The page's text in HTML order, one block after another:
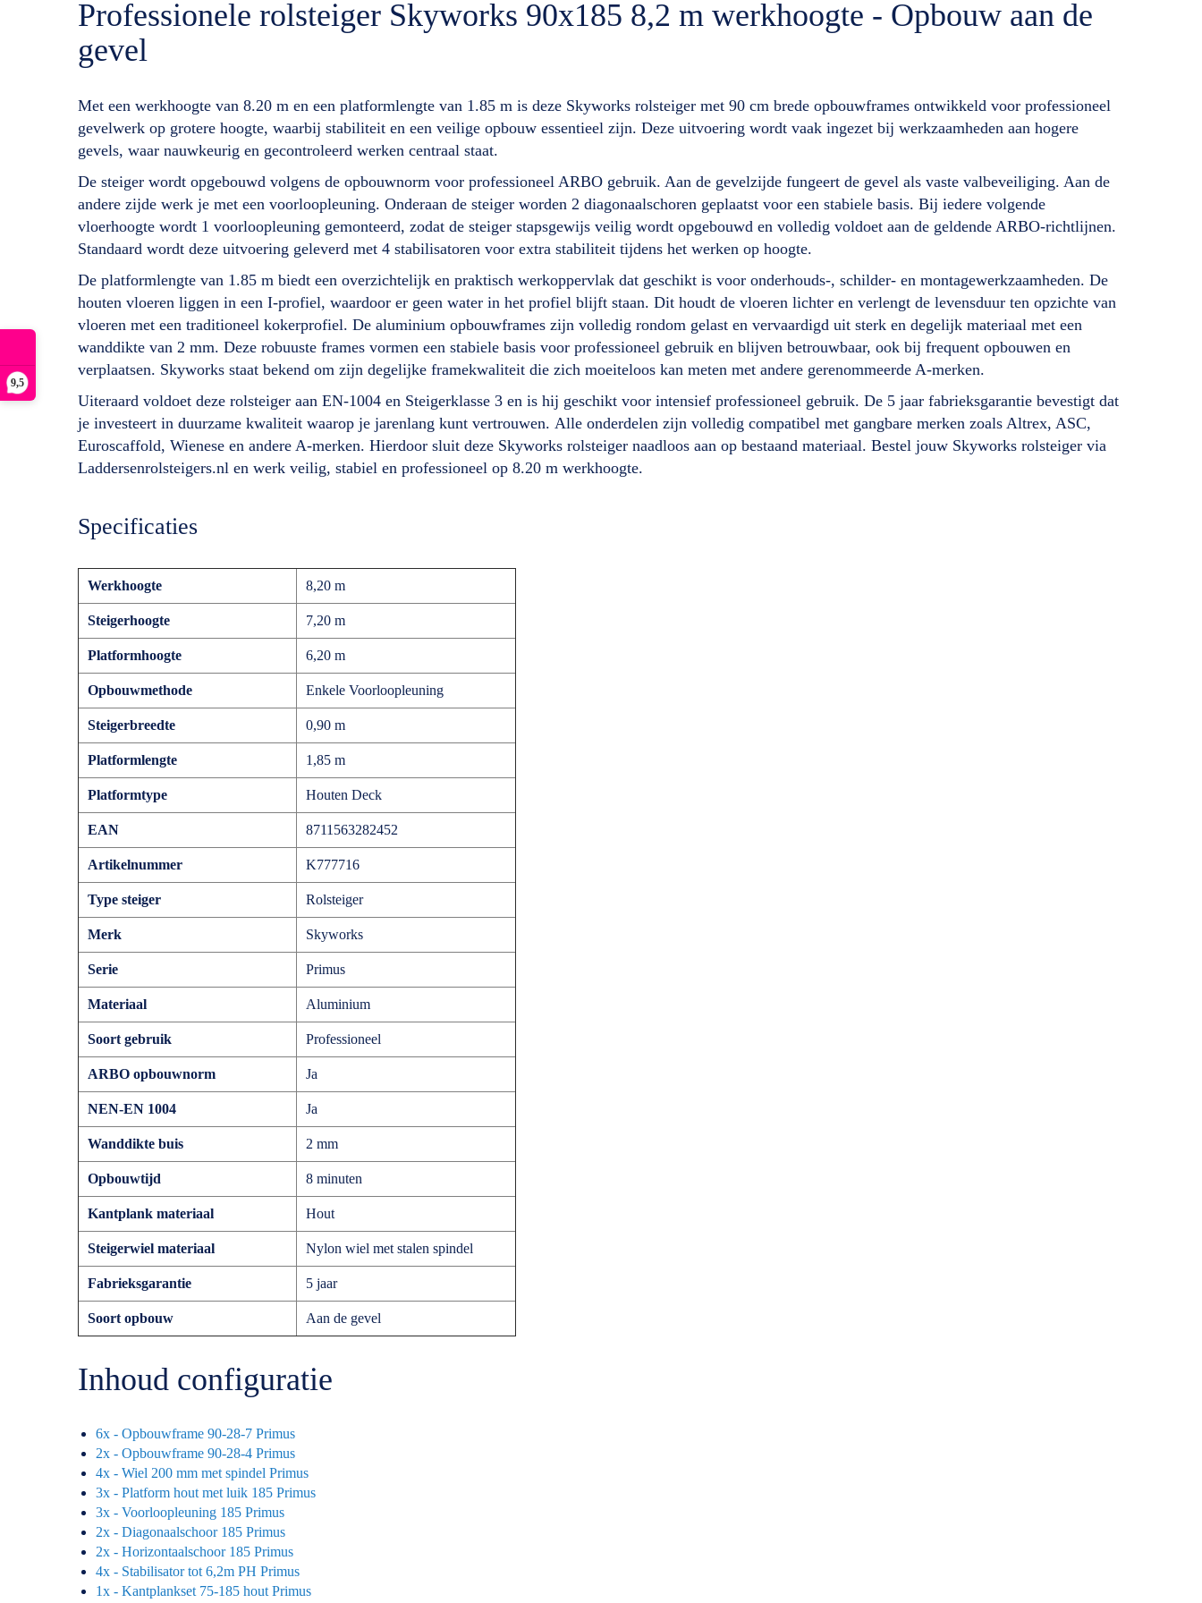
9,5
Professionele rolsteiger Skyworks 90x185 8,2 m werkhoogte - Opbouw aan de
gevel
Met een werkhoogte van 8.20 m en een platformlengte van 1.85 m is deze Skyworks rolsteiger met 90 cm brede opbouwframes ontwikkeld voor professioneel
gevelwerk op grotere hoogte, waarbij stabiliteit en een veilige opbouw essentieel zijn. Deze uitvoering wordt vaak ingezet bij werkzaamheden aan hogere
gevels, waar nauwkeurig en gecontroleerd werken centraal staat.
De steiger wordt opgebouwd volgens de opbouwnorm voor professioneel ARBO gebruik. Aan de gevelzijde fungeert de gevel als vaste valbeveiliging. Aan de
andere zijde werk je met een voorloopleuning. Onderaan de steiger worden 2 diagonaalschoren geplaatst voor een stabiele basis. Bij iedere volgende
vloerhoogte wordt 1 voorloopleuning gemonteerd, zodat de steiger stapsgewijs veilig wordt opgebouwd en volledig voldoet aan de geldende ARBO-richtlijnen.
Standaard wordt deze uitvoering geleverd met 4 stabilisatoren voor extra stabiliteit tijdens het werken op hoogte.
De platformlengte van 1.85 m biedt een overzichtelijk en praktisch werkoppervlak dat geschikt is voor onderhouds-, schilder- en montagewerkzaamheden. De
houten vloeren liggen in een I-profiel, waardoor er geen water in het profiel blijft staan. Dit houdt de vloeren lichter en verlengt de levensduur ten opzichte van
vloeren met een traditioneel kokerprofiel. De aluminium opbouwframes zijn volledig rondom gelast en vervaardigd uit sterk en degelijk materiaal met een
wanddikte van 2 mm. Deze robuuste frames vormen een stabiele basis voor professioneel gebruik en blijven betrouwbaar, ook bij frequent opbouwen en
verplaatsen. Skyworks staat bekend om zijn degelijke framekwaliteit die zich moeiteloos kan meten met andere gerenommeerde A-merken.
Uiteraard voldoet deze rolsteiger aan EN-1004 en Steigerklasse 3 en is hij geschikt voor intensief professioneel gebruik. De 5 jaar fabrieksgarantie bevestigt dat
je investeert in duurzame kwaliteit waarop je jarenlang kunt vertrouwen. Alle onderdelen zijn volledig compatibel met gangbare merken zoals Altrex, ASC,
Euroscaffold, Wienese en andere A-merken. Hierdoor sluit deze Skyworks rolsteiger naadloos aan op bestaand materiaal. Bestel jouw Skyworks rolsteiger via
Laddersenrolsteigers.nl en werk veilig, stabiel en professioneel op 8.20 m werkhoogte.
Specificaties
Werkhoogte 8,20 m
Steigerhoogte 7,20 m
Platformhoogte 6,20 m
Opbouwmethode Enkele Voorloopleuning
Steigerbreedte 0,90 m
Platformlengte 1,85 m
Platformtype Houten Deck
EAN 8711563282452
Artikelnummer K777716
Type steiger Rolsteiger
Merk Skyworks
Serie Primus
Materiaal Aluminium
Soort gebruik Professioneel
ARBO opbouwnorm Ja
NEN-EN 1004 Ja
Wanddikte buis 2 mm
Opbouwtijd 8 minuten
Kantplank materiaal Hout
Steigerwiel materiaal Nylon wiel met stalen spindel
Fabrieksgarantie 5 jaar
Soort opbouw Aan de gevel
Inhoud configuratie
6x - Opbouwframe 90-28-7 Primus
2x - Opbouwframe 90-28-4 Primus
4x - Wiel 200 mm met spindel Primus
3x - Platform hout met luik 185 Primus
3x - Voorloopleuning 185 Primus
2x - Diagonaalschoor 185 Primus
2x - Horizontaalschoor 185 Primus
4x - Stabilisator tot 6,2m PH Primus
1x - Kantplankset 75-185 hout Primus